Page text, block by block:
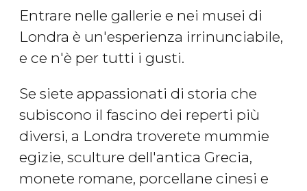
Entrare nelle gallerie e nei musei di
Londra è un'esperienza irrinunciabile,
e ce n'è per tutti i gusti.
Se siete appassionati di storia che
subiscono il fascino dei reperti più
diversi, a Londra troverete mummie
egizie, sculture dell'antica Grecia,
monete romane, porcellane cinesi e